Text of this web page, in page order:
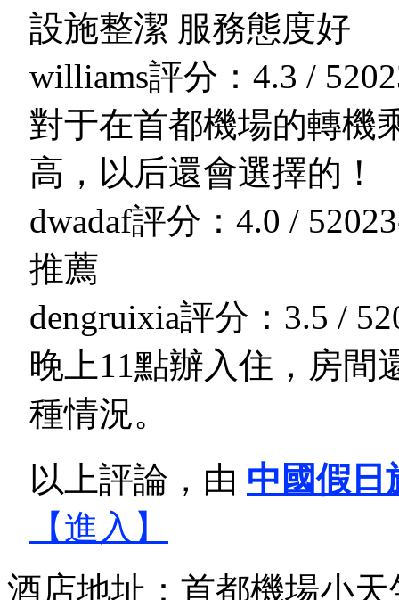
設施整潔 服務態度好
williams評分：4.3 / 5
對于在首都機場的轉機
高，以后還會選擇的！
dwadaf評分：4.0 / 5
推薦
dengruixia評分：3.5 / 5
晚上11點辦入住，房間
種情況。
以上評論，由 中國假日
【進入】
酒店地址：首都機場小